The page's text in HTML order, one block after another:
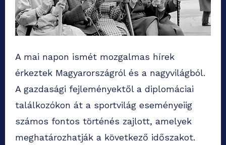
A mai napon ismét mozgalmas hírek
érkeztek Magyarországról és a nagyvilágból.
A gazdasági fejleményektől a diplomáciai
találkozókon át a sportvilág eseményeiig
számos fontos történés zajlott, amelyek
meghatározhatják a következő időszakot.